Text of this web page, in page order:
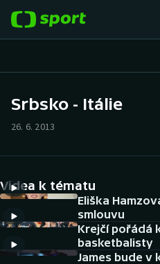
Hokej
Tenis
Atletika
Cyklistika
DALŠÍ SPORTY
Srbsko - Itálie
26. 6. 2013
Videa k tématu
Eliška
smlouvu
Krejčí pořádá
basketbalisty
James bude v